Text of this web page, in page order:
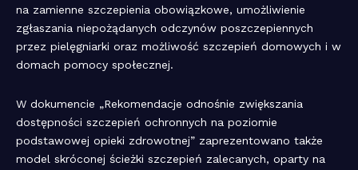
na zamienne szczepienia obowiązkowe, umożliwienie
zgłaszania niepożądanych odczynów poszczepiennych
przez pielęgniarki oraz możliwość szczepień domowych i w
domach pomocy społecznej.
W dokumencie „Rekomendacje odnośnie zwiększania
dostępności szczepień ochronnych na poziomie
podstawowej opieki zdrowotnej” zaprezentowano także
model skróconej ścieżki szczepień zalecanych, oparty na